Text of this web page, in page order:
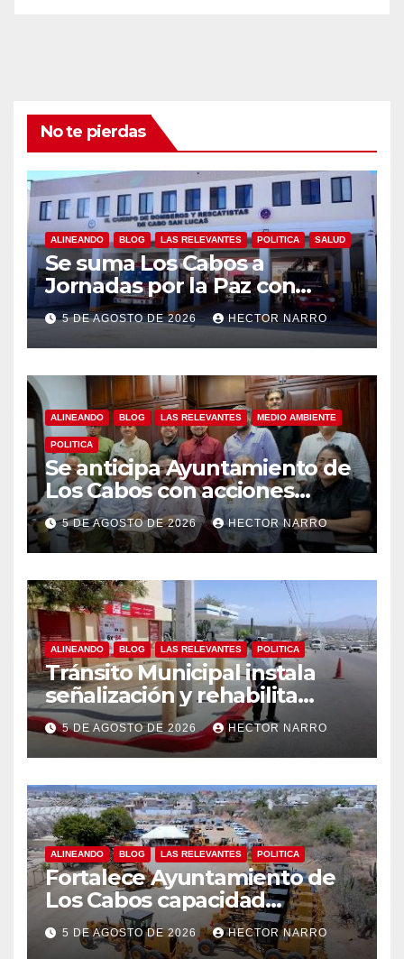
No te pierdas
ALINEANDO BLOG LAS RELEVANTES POLITICA SALUD
Se suma Los Cabos a
Jornadas por la Paz con
capacitación en primeros
auxilios para jóvenes
5 DE AGOSTO DE 2026 HECTOR NARRO
ALINEANDO BLOG LAS RELEVANTES MEDIO AMBIENTE
POLITICA
Se anticipa Ayuntamiento de
Los Cabos con acciones
preventivas ante lluvias en el
centro histórico
5 DE AGOSTO DE 2026 HECTOR NARRO
ALINEANDO BLOG LAS RELEVANTES POLITICA
Tránsito Municipal instala
señalización y rehabilita
cruces peatonales en Los
Cabos
5 DE AGOSTO DE 2026 HECTOR NARRO
ALINEANDO BLOG LAS RELEVANTES POLITICA
Fortalece Ayuntamiento de
Los Cabos capacidad
operativa de Servicios
Públicos con recursos del
5 DE AGOSTO DE 2026 HECTOR NARRO